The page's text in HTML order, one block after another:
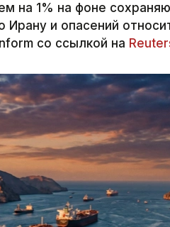
на 1% на фоне
Ирану и опасений
со ссылкой на